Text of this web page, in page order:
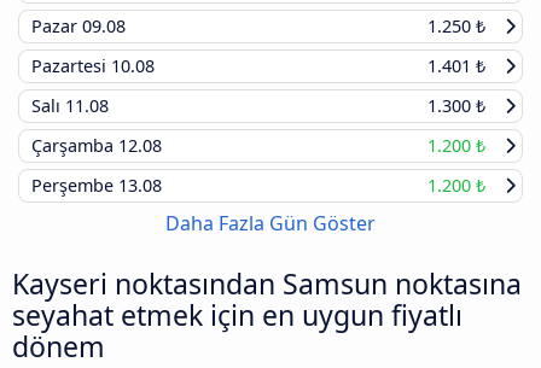
Pazar 09.08
1.250 ₺
Pazartesi 10.08
1.401 ₺
Salı 11.08
1.300 ₺
Çarşamba 12.08
1.200 ₺
Perşembe 13.08 1.200 ₺
Daha Fazla Gün Göster
Kayseri noktasından Samsun noktasına
seyahat etmek için en uygun fiyatlı
dönem